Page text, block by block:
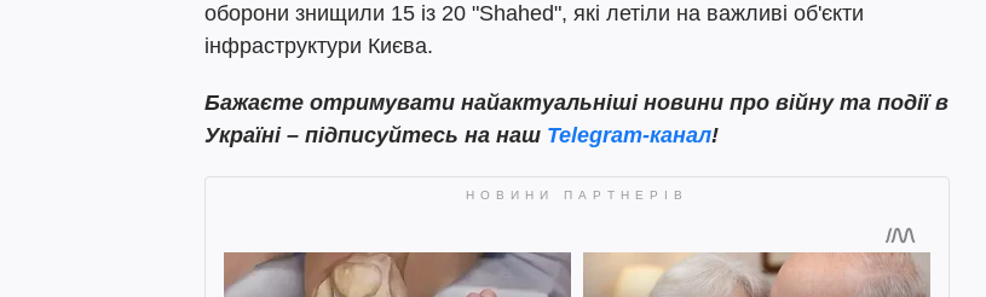
оборони знищили 15 із 20 "Shahed", які летіли на важливі об'єкти
інфраструктури Києва.
Бажаєте отримувати найактуальніші новини про війну та події в
Україні – підписуйтесь на наш Telegram-канал!